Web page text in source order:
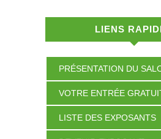
LIENS
PRÉSENTATION DU
VOTRE ENTRÉE
LISTE DES EXPOSANTS